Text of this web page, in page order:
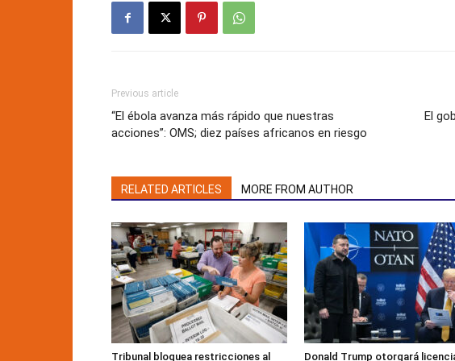
Previous article
“El ébola avanza más rápido que nuestras
acciones”: OMS; diez países africanos en riesgo
El
RELATED ARTICLES MORE FROM AUTHOR
Tribunal bloquea restricciones al
Donald Trump otorgará